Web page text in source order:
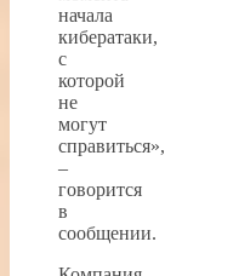
начала
кибератаки,
с
которой
не
могут
справиться»,
–
говорится
в
сообщении.